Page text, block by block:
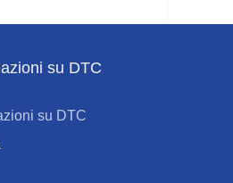
su DTC
su DTC